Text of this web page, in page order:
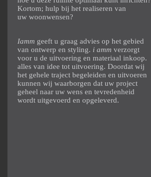
Kortom; hulp bij het realiseren van
uw woonwensen?
Iamm geeft u graag advies op het gebied
van ontwerp en styling. i amm verzorgt
voor u de uitvoering en materiaal inkoop.
alles van idee tot uitvoering. Doordat wij
het gehele traject begeleiden en uitvoeren
kunnen wij waarborgen dat uw project
geheel naar uw wens en tevredenheid
wordt uitgevoerd en opgeleverd.